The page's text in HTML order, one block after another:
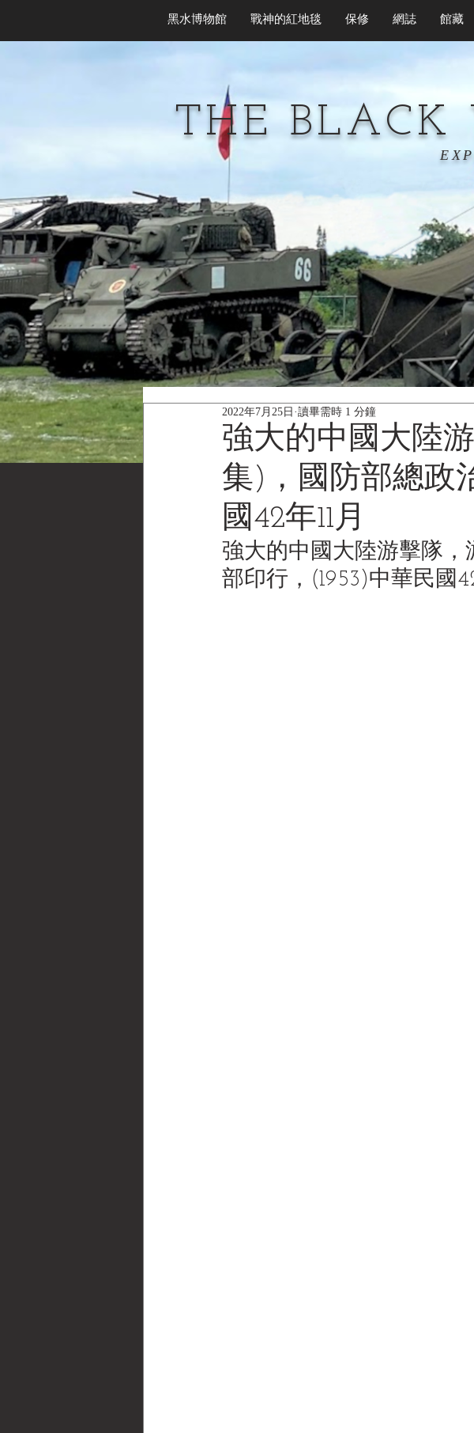
黑水博物館 戰神的紅地毯 保修 網誌 館藏
THE BLACK
強大的中國大陸
集)，國防部總政
國42年11月
2022年7月25日 讀畢需時 1 分鐘
強大的中國大陸游擊隊
部印行，(1953)中華民國42